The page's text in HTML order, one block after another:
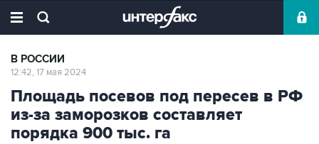
В РОССИИ
12:42, 17 мая 2024
Площадь посевов под пересев в РФ
из-за заморозков составляет
порядка 900 тыс. га